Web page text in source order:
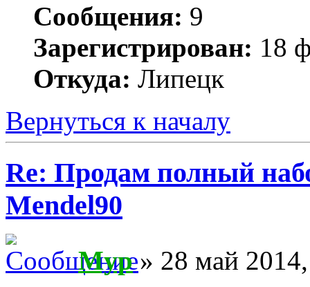
Сообщения: 9
Зарегистрирован: 18
Откуда: Липецк
Вернуться к началу
Re: Продам полный
Mendel90
Myp» 28 май